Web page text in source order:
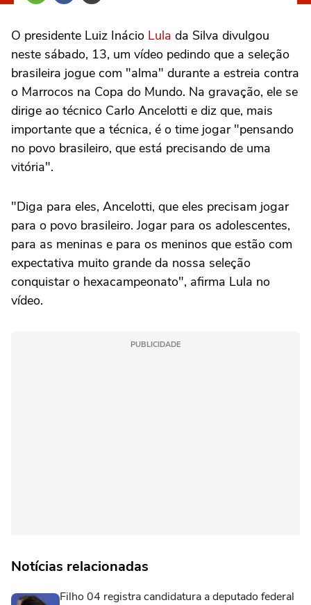
O presidente Luiz Inácio Lula da Silva divulgou
neste sábado, 13, um vídeo pedindo que a seleção
brasileira jogue com "alma" durante a estreia contra
o Marrocos na Copa do Mundo. Na gravação, ele se
dirige ao técnico Carlo Ancelotti e diz que, mais
importante que a técnica, é o time jogar "pensando
no povo brasileiro, que está precisando de uma
vitória".
"Diga para eles, Ancelotti, que eles precisam jogar
para o povo brasileiro. Jogar para os adolescentes,
para as meninas e para os meninos que estão com
expectativa muito grande da nossa seleção
conquistar o hexacampeonato", afirma Lula no
vídeo.
PUBLICIDADE
Notícias relacionadas
Filho 04 registra candidatura a deputado federal